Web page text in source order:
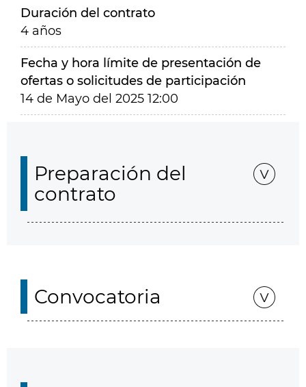
Duración del contrato
4 años
Fecha y hora límite de presentación de
ofertas o solicitudes de participación
14 de Mayo del 2025 12:00
Preparación del
contrato
Convocatoria